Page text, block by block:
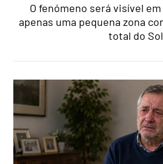
O fenómeno será visível
apenas uma pequena zona
total do Sol